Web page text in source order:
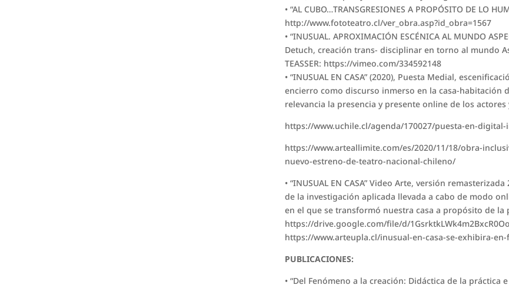
• “AL CUBO…TRANSGRESIONES A PROPÓSITO DE LO
http://www.fototeatro.cl/ver_obra.asp?id_obra=1567
• “INUSUAL. APROXIMACIÓN ESCÉNICA AL MUNDO
Detuch, creación trans- disciplinar en torno al mundo
TEASSER: https://vimeo.com/334592148
• “INUSUAL EN CASA” (2020), Puesta Medial,
encierro como discurso inmerso en la casa-habitación
relevancia la presencia y presente online de los
https://www.uchile.cl/agenda/170027/puesta-en-digital-
https://www.arteallimite.com/es/2020/11/18/obra-
nuevo-estreno-de-teatro-nacional-chileno/
• “INUSUAL EN CASA” Video Arte, versión
de la investigación aplicada llevada a cabo de modo
en el que se transformó nuestra casa a propósito de la
https://drive.google.com/file/d/
https://www.arteupla.cl/inusual-en-casa-se-exhibira-
PUBLICACIONES:
• “Del Fenómeno a la creación: Didáctica de la práctica